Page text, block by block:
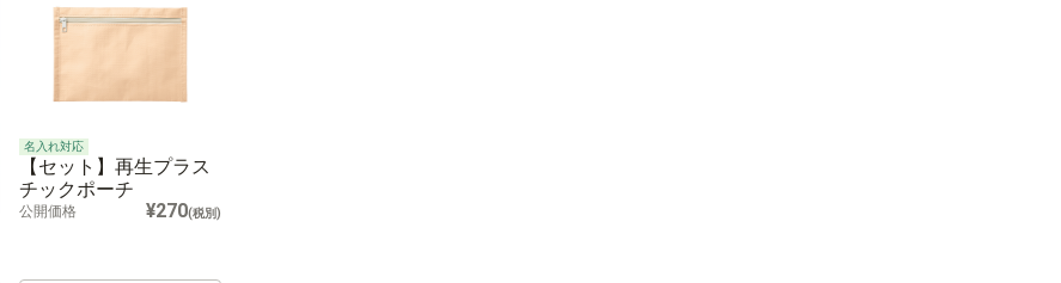
名入れ対応
【セット】再生プラス
チックポーチ
公開価格 ¥270(税別)